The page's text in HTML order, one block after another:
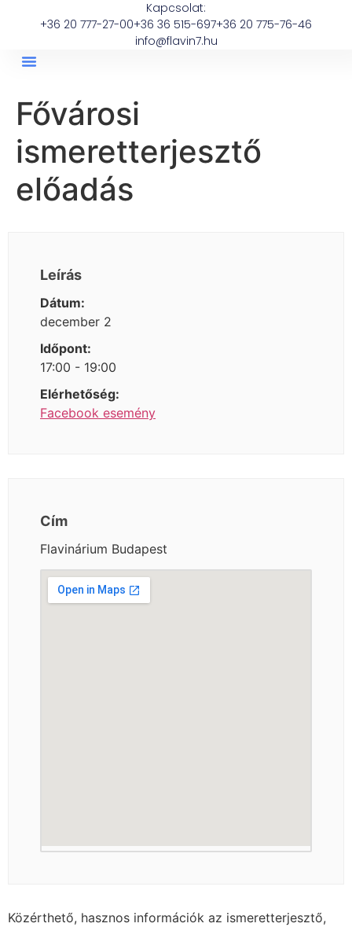
Kapcsolat:
+36 20 777-27-00+36 36 515-697+36 20 775-76-46
info@flavin7.hu
Fővárosi
ismeretterjesztő
előadás
Leírás
Dátum:
december 2
Időpont:
17:00 - 19:00
Elérhetőség:
Facebook esemény
Cím
Flavinárium Budapest
Közérthető, hasznos információk az ismeretterjesztő,